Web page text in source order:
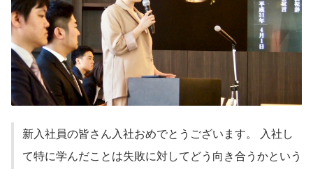
新入社員の皆さん入社おめでとうございます。 入社し
て特に学んだことは失敗に対してどう向き合うかという